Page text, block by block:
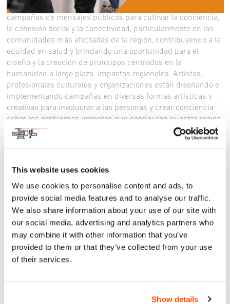
This website uses cookies
We use cookies to personalise content and ads, to
provide social media features and to analyse our traffic.
We also share information about your use of our site with
our social media, advertising and analytics partners who
may combine it with other information that you’ve
provided to them or that they’ve collected from your use
of their services.
Show details
empleo ofrece una plataforma esencial para guiar las
campañas de mensajes públicos para cultivar la conciencia,
la cohesión social y la conectividad, particularmente en las
comunidades más afectadas de la región, contribuyendo a la
equidad en salud y brindando una oportunidad para el
diseño y la creación de prototipos centrados en la
humanidad a largo plazo. impactos regionales. Artistas,
profesionales culturales y organizaciones están diseñando e
implementando campañas en diversas formas artísticas y
creativas para involucrar a las personas y crear conciencia
sobre los problemas urgentes que configuran nuestra región
hoy, incluida la salud pública, el compromiso cívico, la
mitigación climática y la justicia social. Reserve la fecha para
apoyo, en parte, de una subvención del California Creative
Corps proporcionada por el California Arts Council, una
agencia estatal, y la Fundación Conrad Prebys.
Para mas informacion: (X: @SDArtsComm, Instagram:
@sdartsculture; hashtags #FarSouthBorderNorth
#SDArtsAndCulture #ArtsCA),website